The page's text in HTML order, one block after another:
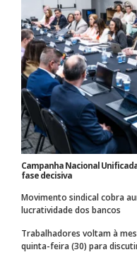
Campanha Nacional
fase decisiva
Movimento sindical cobra
lucratividade dos bancos
Trabalhadores voltam à
quinta-feira (30) para